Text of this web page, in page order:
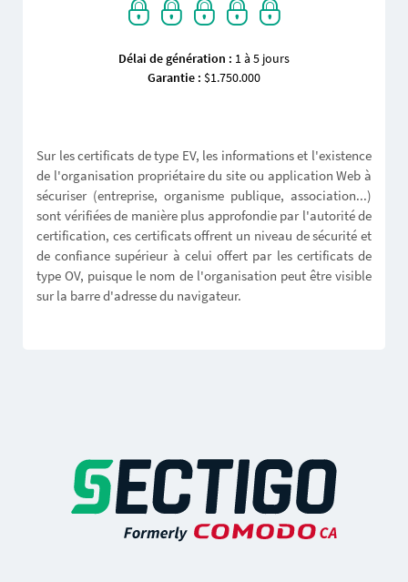
Délai de génération : 1 à 5 jours
Garantie : $1.750.000
Sur les certificats de type EV, les informations et l'existence
de l'organisation propriétaire du site ou application Web à
sécuriser (entreprise, organisme publique, association...)
sont vérifiées de manière plus approfondie par l'autorité de
certification, ces certificats offrent un niveau de sécurité et
de confiance supérieur à celui offert par les certificats de
type OV, puisque le nom de l'organisation peut être visible
sur la barre d'adresse du navigateur.